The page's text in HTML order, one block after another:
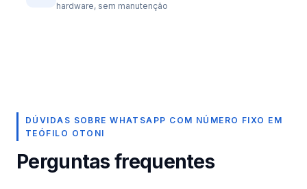
hardware, sem manutenção
DÚVIDAS SOBRE WHATSAPP COM NÚMERO FIXO EM
TEÓFILO OTONI
Perguntas frequentes